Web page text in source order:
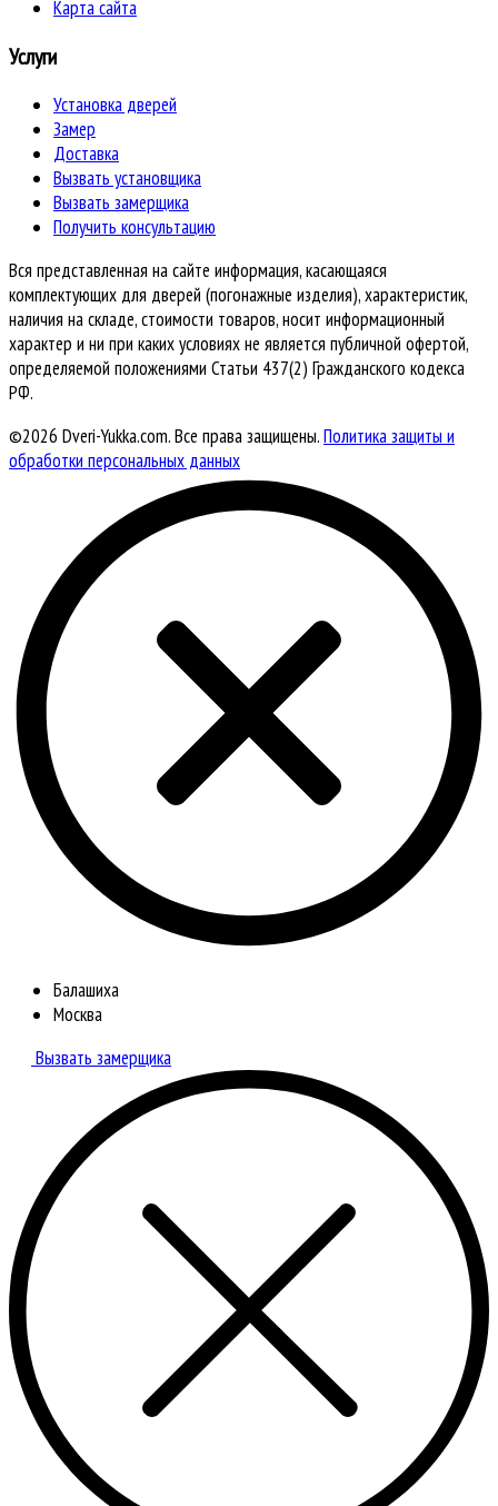
Карта сайта
Услуги
Установка дверей
Замер
Доставка
Вызвать установщика
Вызвать замерщика
Получить консультацию
Вся представленная на сайте информация, касающаяся
комплектующих для дверей (погонажные изделия), характеристик,
наличия на складе, стоимости товаров, носит информационный
характер и ни при каких условиях не является публичной офертой,
определяемой положениями Статьи 437(2) Гражданского кодекса
РФ.
©2026 Dveri-Yukka.com. Все права защищены.Политика защиты и
обработки персональных данных
Балашиха
Москва
Вызвать замерщика